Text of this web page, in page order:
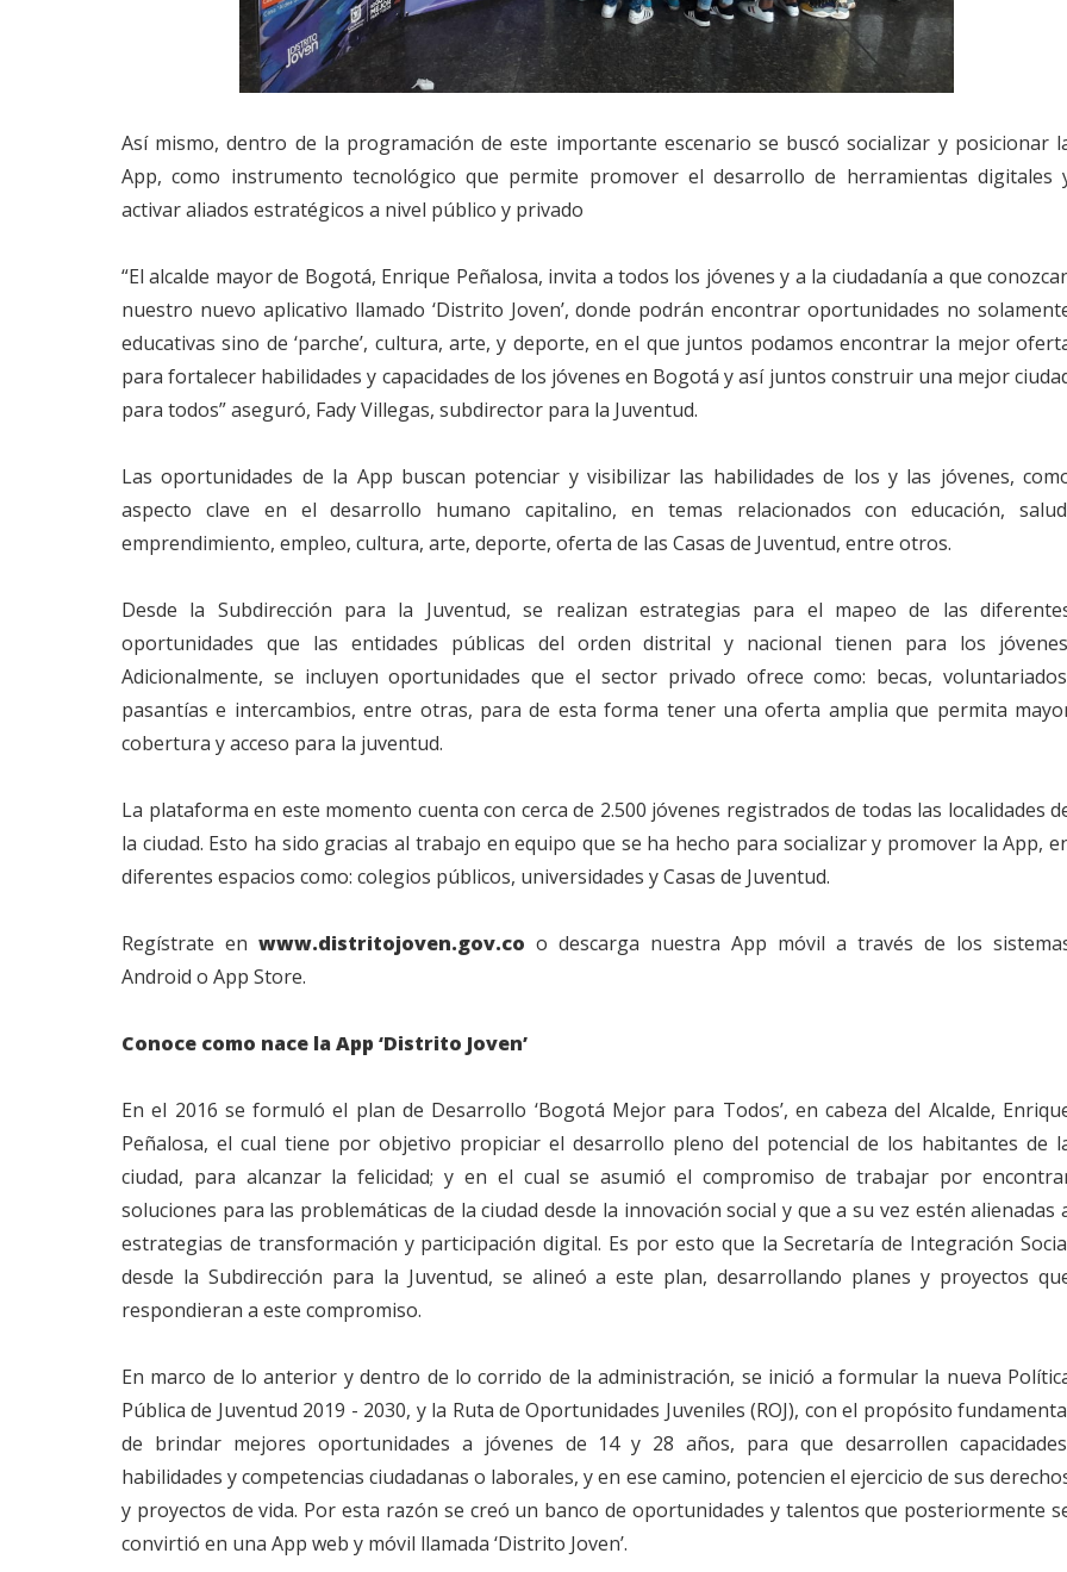
Así mismo, dentro de la programación de este importante escenario se buscó socializar y posicionar
App, como instrumento tecnológico que permite promover el desarrollo de herramientas digitales
activar aliados estratégicos a nivel público y privado
“El alcalde mayor de Bogotá, Enrique Peñalosa, invita a todos los jóvenes y a la ciudadanía a que
nuestro nuevo aplicativo llamado ‘Distrito Joven’, donde podrán encontrar oportunidades no
educativas sino de ‘parche’, cultura, arte, y deporte, en el que juntos podamos encontrar la mejor
para fortalecer habilidades y capacidades de los jóvenes en Bogotá y así juntos construir una mejor
para todos” aseguró, Fady Villegas, subdirector para la Juventud.
Las oportunidades de la App buscan potenciar y visibilizar las habilidades de los y las jóvenes,
aspecto clave en el desarrollo humano capitalino, en temas relacionados con educación,
emprendimiento, empleo, cultura, arte, deporte, oferta de las Casas de Juventud, entre otros.
Desde la Subdirección para la Juventud, se realizan estrategias para el mapeo de las
oportunidades que las entidades públicas del orden distrital y nacional tienen para los
Adicionalmente, se incluyen oportunidades que el sector privado ofrece como: becas,
pasantías e intercambios, entre otras, para de esta forma tener una oferta amplia que permita
cobertura y acceso para la juventud.
La plataforma en este momento cuenta con cerca de 2.500 jóvenes registrados de todas las localidades
la ciudad. Esto ha sido gracias al trabajo en equipo que se ha hecho para socializar y promover la App,
diferentes espacios como: colegios públicos, universidades y Casas de Juventud.
Regístrate en www.distritojoven.gov.co o descarga nuestra App móvil a través de los
Android o App Store.
Conoce como nace la App ‘Distrito Joven’
En el 2016 se formuló el plan de Desarrollo ‘Bogotá Mejor para Todos’, en cabeza del Alcalde,
Peñalosa, el cual tiene por objetivo propiciar el desarrollo pleno del potencial de los habitantes de
ciudad, para alcanzar la felicidad; y en el cual se asumió el compromiso de trabajar por
soluciones para las problemáticas de la ciudad desde la innovación social y que a su vez estén alienadas
estrategias de transformación y participación digital. Es por esto que la Secretaría de Integración
desde la Subdirección para la Juventud, se alineó a este plan, desarrollando planes y proyectos
respondieran a este compromiso.
En marco de lo anterior y dentro de lo corrido de la administración, se inició a formular la nueva
Pública de Juventud 2019 - 2030, y la Ruta de Oportunidades Juveniles (ROJ), con el propósito
de brindar mejores oportunidades a jóvenes de 14 y 28 años, para que desarrollen
habilidades y competencias ciudadanas o laborales, y en ese camino, potencien el ejercicio de sus
y proyectos de vida. Por esta razón se creó un banco de oportunidades y talentos que posteriormente
convirtió en una App web y móvil llamada ‘Distrito Joven’.